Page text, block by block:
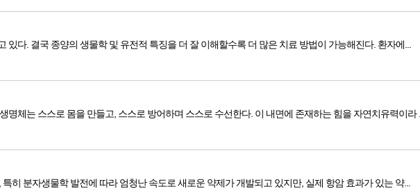
다. 결국 종양의 생물학 및 유전적 특징을 더 잘 이해할수록 더 많은 치료 방법이 가능해진다. 환자에...
체는 스스로 몸을 만들고, 스스로 방어하며 스스로 수선한다. 이 내면에 존재하는 힘을 자연치유력이라 ...
히 분자생물학 발전에 따라 엄청난 속도로 새로운 약제가 개발되고 있지만, 실제 항암 효과가 있는 약...